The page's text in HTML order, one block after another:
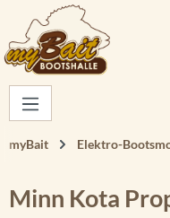
Zum Hauptinhalt springen
myBait Elektro-
Minn Kota